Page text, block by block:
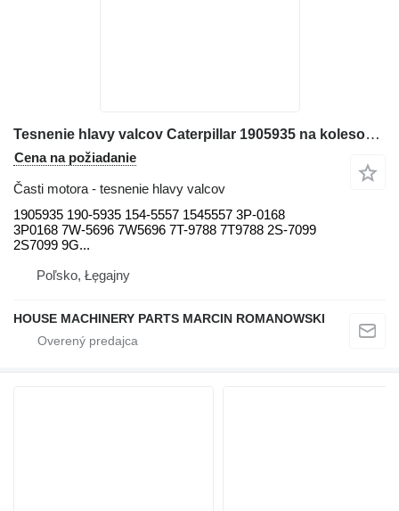
Tesnenie hlavy valcov Caterpillar 1905935 na kolesového nakladača Caterpillar 571G, 572G, D7G, D7G2 613B, 814, 815, 816, 950, 966C, 966R 615
Cena na požiadanie
Časti motora - tesnenie hlavy valcov
1905935 190-5935 154-5557 1545557 3P-0168
3P0168 7W-5696 7W5696 7T-9788 7T9788 2S-7099
2S7099 9G...
Poľsko, Łęgajny
HOUSE MACHINERY PARTS MARCIN ROMANOWSKI